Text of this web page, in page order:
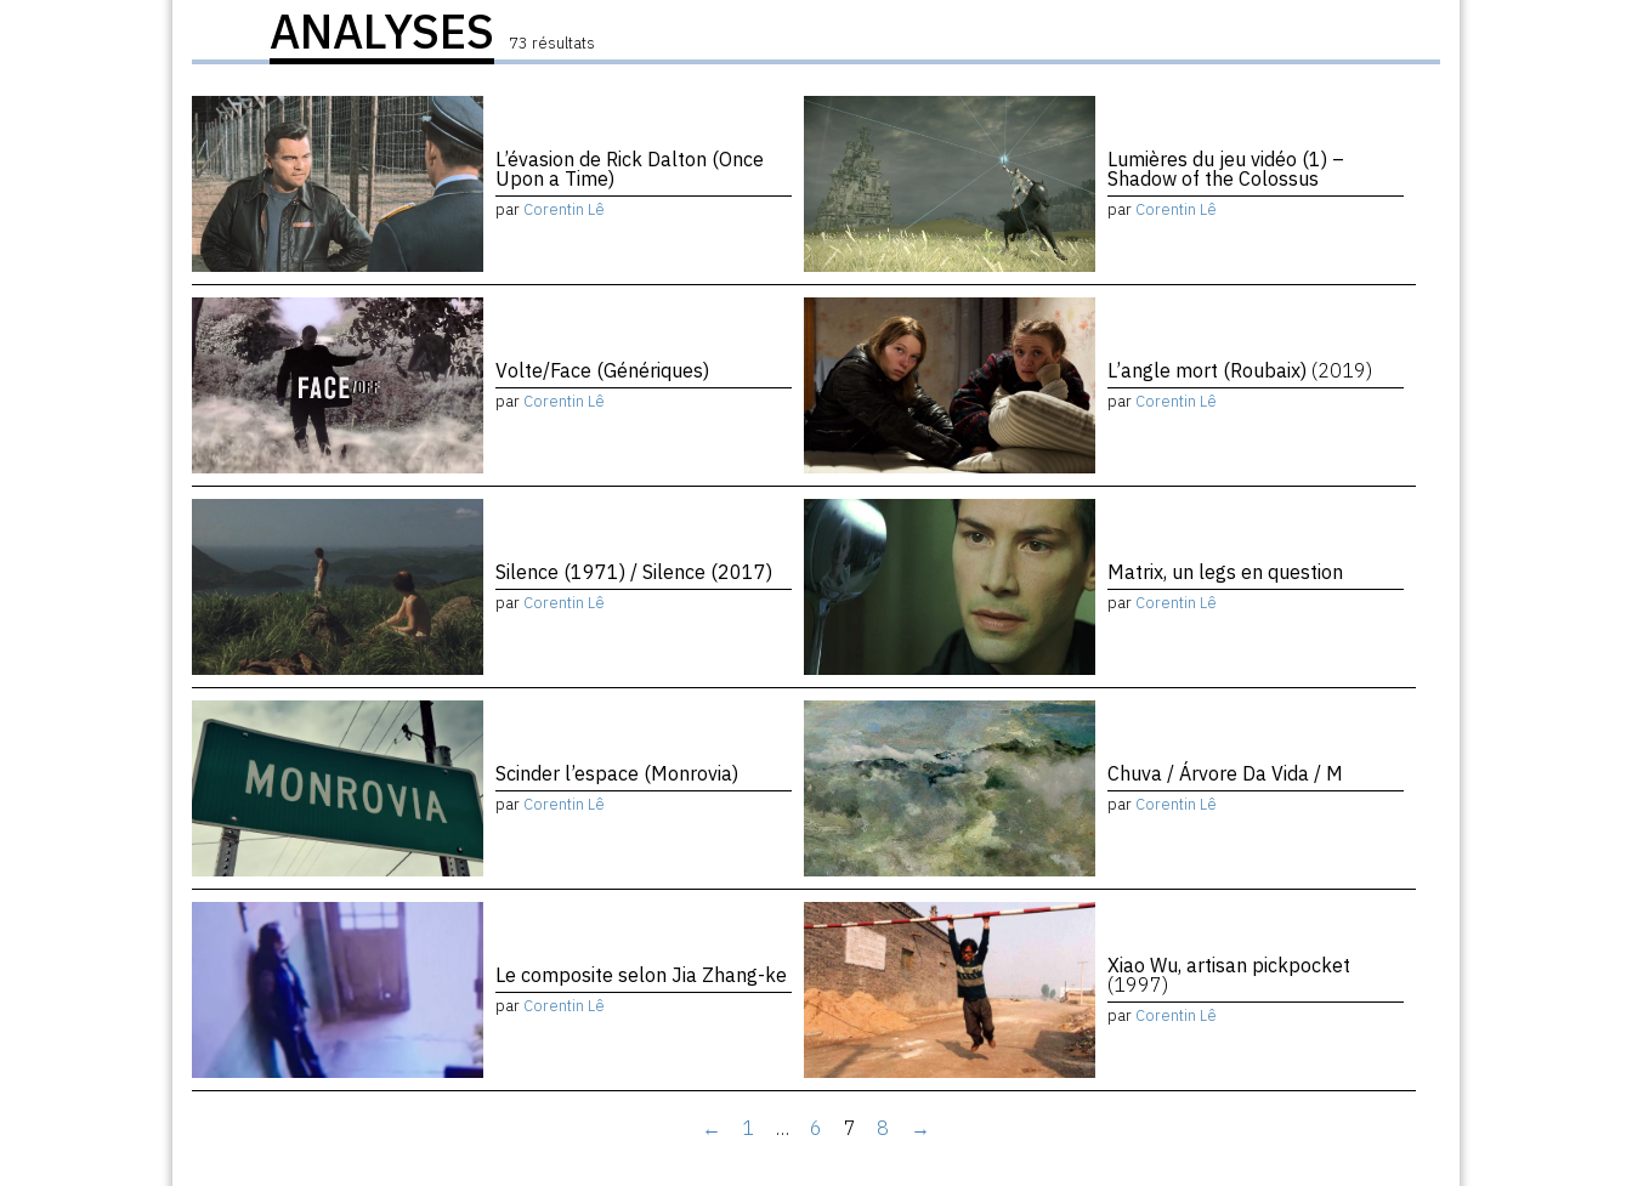
ANALYSES 73 résultats
L’évasion de Rick Dalton (Once
Upon a Time)
par Corentin Lê
Lumières du jeu vidéo (1) –
Shadow of the Colossus
par Corentin Lê
Volte/Face (Génériques)
par Corentin Lê
L’angle mort (Roubaix) (2019)
par Corentin Lê
Silence (1971) / Silence (2017)
par Corentin Lê
Matrix, un legs en question
par Corentin Lê
Scinder l’espace (Monrovia)
par Corentin Lê
Chuva / Árvore Da Vida / M
par Corentin Lê
Le composite selon Jia Zhang-ke
par Corentin Lê
Xiao Wu, artisan pickpocket
(1997)
par Corentin Lê
← 1 … 6 7 8 →